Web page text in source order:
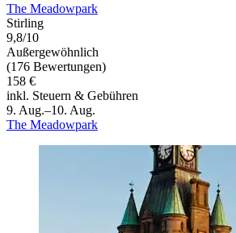
The Meadowpark
Stirling
9,8/10
Außergewöhnlich
(176 Bewertungen)
158 €
inkl. Steuern & Gebühren
9. Aug.–10. Aug.
The Meadowpark